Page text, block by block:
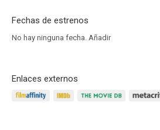
Fechas de estrenos
No hay ninguna fecha. Añadir
Enlaces externos